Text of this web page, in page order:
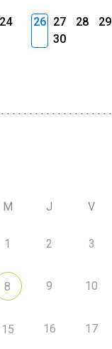
24
26 27 28
29
30
M J V
1 2 3
8 9 10
15 16 17